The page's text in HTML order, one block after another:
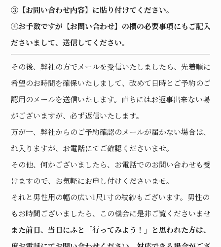
③【お問い合わせ内容】に貼り付けてください。
④お手数ですが【お問い合わせ】の欄の必要事項にもご記入く
ださいまして、送信してください。
その後、弊社の方でメールを受信いたしましたら、先着順にご
希望のお時間を確保いたしまして、改めて日時とご予約のご確
認用のメールを送信いたします。直ちにはお返事出来ない場合
がございますが、必ず返信いたします。
万が一、弊社からのご予約確認のメールが届かない場合は、恐
れ入りますが、お電話にてご確認くださいませ。
その他、何かございましたら、お電話でのお問い合わせも受付
けますので、お気軽にお申し付けくださいませ。
それと男性用の幅の広い1尺1寸の紋紗もございます。男性の方
もお時間ございましたら、この機会に是非ご覧くださいませ。
また前日、当日にふと「行ってみよう！」と思われた方は、一